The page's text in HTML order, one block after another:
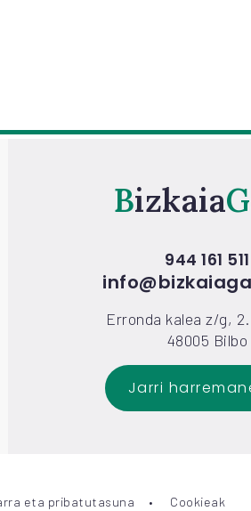
Bizkaia
944 161 511
Erronda kalea z/g,
48005 Bilbo
Jarri
eta pribatutasuna Cookieak